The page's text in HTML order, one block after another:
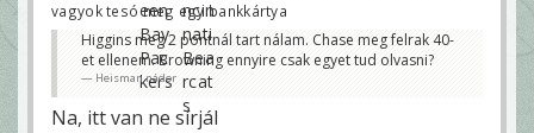
vagyok tesó meg egy bankkártya
Higgins meg 2 pontnál tart nálam. Chase meg felrak 40-
et ellenem. Browning ennyire csak egyet tud olvasni?
Heisman nádor
Na, itt van ne sírjál